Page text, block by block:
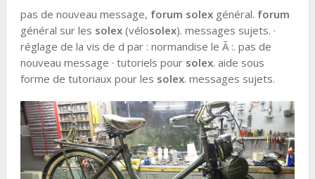
pas de nouveau message, forum solexgénéral. forum
général sur les solex(vélosolex). messages sujets. ·
réglage de la vis de d par : normandise le Ã :. pas de
nouveau message · tutoriels pour solex. aide sous
forme de tutoriaux pour les solex. messages sujets.